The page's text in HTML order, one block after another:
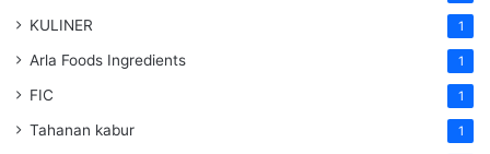
KULINER 1
Arla Foods Ingredients 1
FIC 1
Tahanan kabur 1